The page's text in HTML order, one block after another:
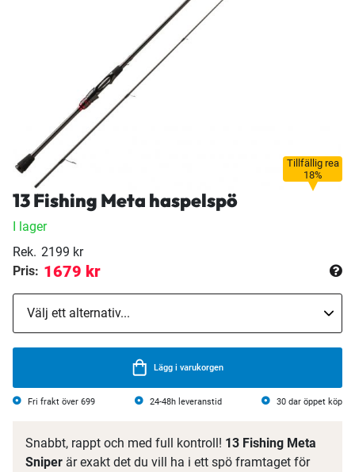
Tillfällig rea
18%
13 Fishing Meta haspelspö
I lager
Rek. 2199 kr
Pris: 1679 kr
Lägg i varukorgen
Fri frakt över 699 24-48h leveranstid 30 dar öppet köp
Snabbt, rappt och med full kontroll! 13 Fishing Meta
Sniper är exakt det du vill ha i ett spö framtaget för